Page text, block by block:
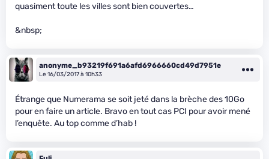
quasiment toute les villes sont bien couvertes…
&nbsp;
anonyme_b93219f691a6afd6966660cd49d7951e
Le 16/03/2017 à 10h33
Étrange que Numerama se soit jeté dans la brèche des 10Go
pour en faire un article. Bravo en tout cas PCI pour avoir mené
l’enquête. Au top comme d’hab !